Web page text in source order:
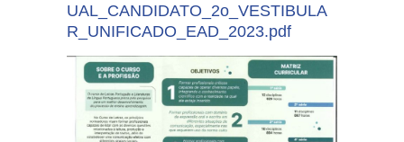
UAL_CANDIDATO_2o_VESTIBULA
R_UNIFICADO_EAD_2023.pdf